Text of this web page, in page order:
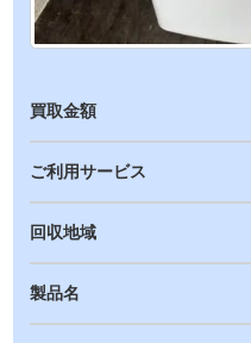
買取金額
ご利用サービス
回収地域
製品名